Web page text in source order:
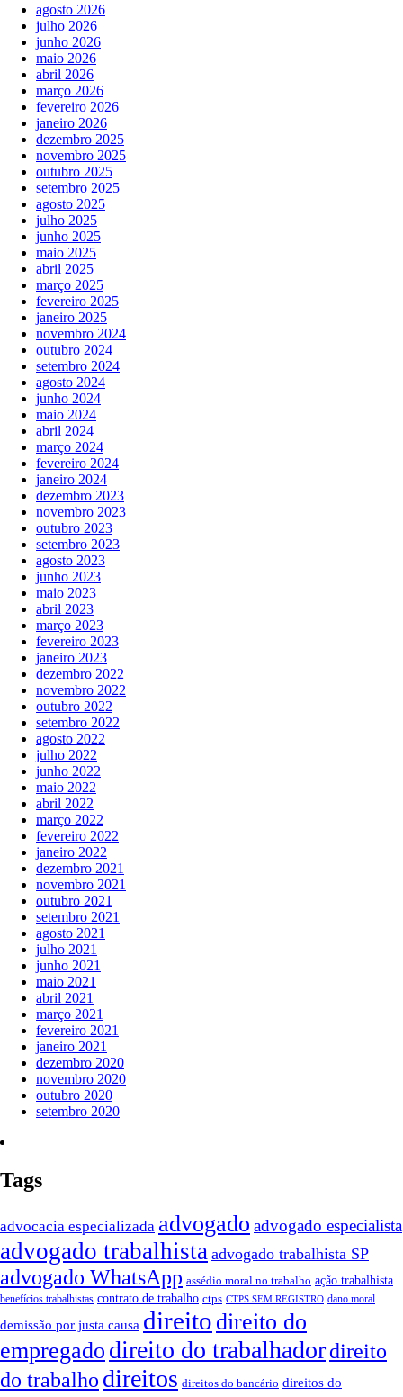
agosto 2026
julho 2026
junho 2026
maio 2026
abril 2026
março 2026
fevereiro 2026
janeiro 2026
dezembro 2025
novembro 2025
outubro 2025
setembro 2025
agosto 2025
julho 2025
junho 2025
maio 2025
abril 2025
março 2025
fevereiro 2025
janeiro 2025
novembro 2024
outubro 2024
setembro 2024
agosto 2024
junho 2024
maio 2024
abril 2024
março 2024
fevereiro 2024
janeiro 2024
dezembro 2023
novembro 2023
outubro 2023
setembro 2023
agosto 2023
junho 2023
maio 2023
abril 2023
março 2023
fevereiro 2023
janeiro 2023
dezembro 2022
novembro 2022
outubro 2022
setembro 2022
agosto 2022
julho 2022
junho 2022
maio 2022
abril 2022
março 2022
fevereiro 2022
janeiro 2022
dezembro 2021
novembro 2021
outubro 2021
setembro 2021
agosto 2021
julho 2021
junho 2021
maio 2021
abril 2021
março 2021
fevereiro 2021
janeiro 2021
dezembro 2020
novembro 2020
outubro 2020
setembro 2020
Tags
advocacia especializada advogado advogado especialista
advogado trabalhista advogado trabalhista SP
advogado WhatsApp assédio moral no trabalho ação trabalhista
benefícios trabalhistas contrato de trabalho ctps CTPS SEM REGISTRO dano moral
demissão por justa causa direito direito do
empregado direito do trabalhadordireito
do trabalho direitos direitos do bancário direitos do